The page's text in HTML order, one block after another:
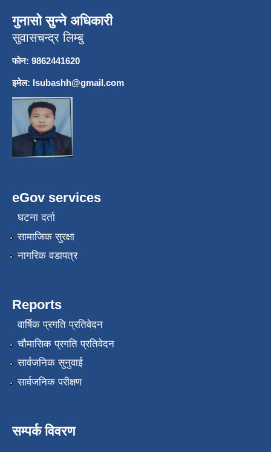
गुनासो सुन्ने अधिकारी
सुवासचन्द्र लिम्बु
फोन: 9862441620
इमेल: lsubashh@gmail.com
eGov services
घटना दर्ता
सामाजिक सुरक्षा
नागरिक वडापत्र
Reports
वार्षिक प्रगति प्रतिवेदन
चौमासिक प्रगति प्रतिवेदन
सार्वजनिक सुनुवाई
सार्वजनिक परीक्षण
सम्पर्क विवरण